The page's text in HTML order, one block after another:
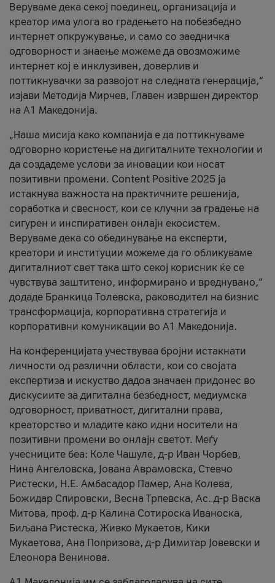
Веруваме дека секој поединец, организација и
креатор има улога во градењето на побезбедно
интернет опкружување, и само со заедничка
одговорност и знаење можеме да овозможиме
интернет кој е инклузивен, доверлив и
поттикнувачки за развојот на следната генерација,“
изјави Методија Мирчев, Главен извршен директор
на А1 Македонија.
„Наша мисија како компанија е да поттикнуваме
одговорно користење на дигиталните технологии и
да создадеме услови за иновации кои носат
позитивни промени. Content Positive 2025 ја
истакнува важноста на практичните решенија,
соработка и свесност, кои се клучни за градење на
сигурен и инспиративен онлајн екосистем.
Веруваме дека со обединување на експерти,
креатори и институции можеме да го обликуваме
дигиталниот свет така што секој корисник ќе се
чувствува заштитено, информирано и вреднувано,“
додаде Бранкица Толевска, раководител на бизнис
трансформација, корпоративна стратегија и
корпоративни комуникации во А1 Македонија.
На конференцијата учествуваа бројни истакнати
личности од различни области, кои со својата
експертиза и искуство дадоа значаен придонес во
дискусиите за дигитална безбедност, медиумска
одговорност, приватност, дигитални права,
креаторство и младите како идни носители на
позитивни промени во онлајн светот. Меѓу
учесниците беа: Коле Чашуле, д-р Иван Чорбев,
Нина Ангеловска, Јована Аврамовска, Стевчо
Ристески, Н.Е. Амбасадор Памер, Ана Колева,
Божидар Спировски, Весна Трпевска, Ас. д-р Васка
Митова, проф. д-р Калина Сотироска Иваноска,
Биљана Ристеска, Живко Мукаетов, Кики
Мукаетова, Ана Попризова, д-р Димитар Јовевски и
Елеонора Венинова.